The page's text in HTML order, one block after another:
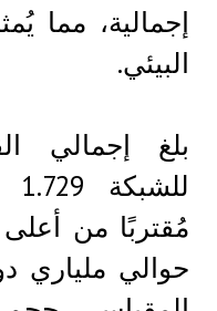
إجمالية، مما
البيئي.
مُقتربًا من
حوالي ملياري